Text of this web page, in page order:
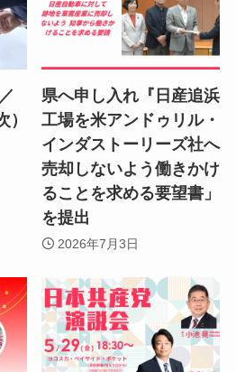
県へ申し入れ『日産追浜
工場を米アンドゥリル・
インダストーリーズ社へ
売却しないよう働きかけ
ることを求める要望書」
を提出
2026年7月3日